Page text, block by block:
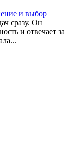
и выбор
сразу. Он
и отвечает за